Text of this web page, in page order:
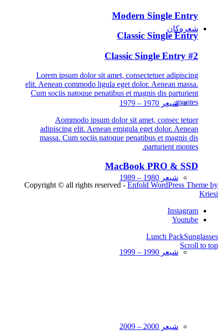
شعرەکان
شیعر 1970 – 1979
شیعر 1980 – 1989
شیعر 1990 – 1999
شیعر 2000 – 2009
Modern Single Entry
Classic Single Entry
Classic Single Entry #2
Lorem ipsum dolor sit amet, consectetuer adipiscing
elit. Aenean commodo ligula eget dolor. Aenean massa.
Cum sociis natoque penatibus et magnis dis parturient
montes.
Aommodo ipsum dolor sit amet, consec tetuer
adipiscing elit. Aenean emigula eget dolor. Aenean
massa. Cum sociis natoque penatibus et magnis dis
parturient montes.
MacBook PRO & SSD
Copyright © all rights reserved - Enfold WordPress Theme by
Kriesi
Instagram
Youtube
Lunch PackSunglasses
Scroll to top